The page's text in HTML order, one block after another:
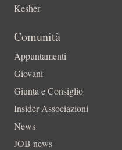
Kesher
Comunità
Appuntamenti
Giovani
Giunta e Consiglio
Insider-Associazioni
News
JOB news